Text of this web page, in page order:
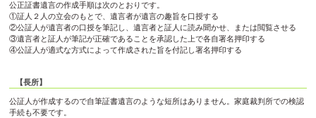
公正証書遺言の作成手順は次のとおりです。
①証人２人の立会のもとで、遺言者が遺言の趣旨を口授する
②公証人が遺言者の口授を筆記し、遺言者と証人に読み聞かせ、または閲覧させる
③遺言者と証人が筆記が正確であることを承認した上で各自署名押印する
④公証人が適式な方式によって作成された旨を付記し署名押印する
【長所】
公証人が作成するので自筆証書遺言のような短所はありません。家庭裁判所での検認
手続も不要です。